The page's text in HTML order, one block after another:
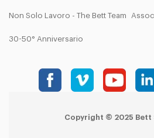
Non Solo Lavoro - The Bett Team
30-50° Anniversario
Copyright © 2025 Bett